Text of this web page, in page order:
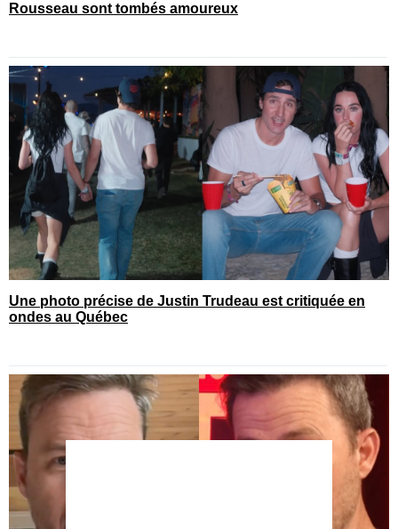
Rousseau sont tombés amoureux
Une photo précise de Justin Trudeau est critiquée en
ondes au Québec